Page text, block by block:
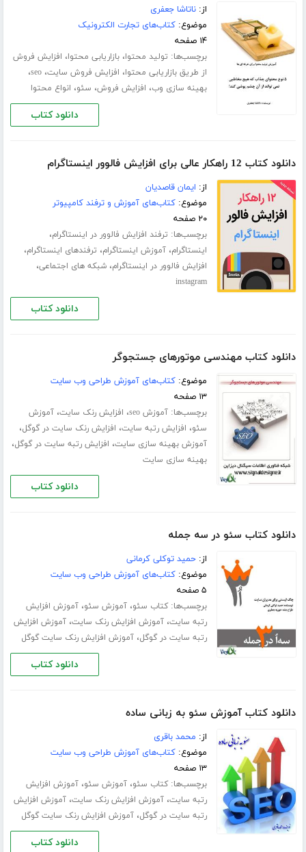
از:ناتاشا جعفری
موضوع:کتاب‌های تجارت الکترونیک
۱۴ صفحه
برچسب‌ها: تولید محتوا،بازاریابی محتوا، افزایش فروش
از طریق بازاریابی محتوا، افزایش فروش سایت،seo،
بهینه سازی وب، افزایش فروش، سئو، انواع محتوا
دانلود کتاب
دانلود کتاب 12 راهکار عالی برای افزایش فالوور اینستاگرام
از: ایمان قاصدیان
موضوع:کتاب‌های آموزش و ترفند کامپیوتر
۲۰ صفحه
برچسب‌ها: ترفند افزایش فالوور در اینستاگرام،
اینستاگرام،آموزش اینستاگرام، ترفندهای اینستاگرام،
افزایش فالوور در اینستاگرام،شبکه های اجتماعی،
instagram
دانلود کتاب
دانلود کتاب مهندسی موتورهای جستجوگر
موضوع:کتاب‌های آموزش طراحی وب سایت
۱۳ صفحه
برچسب‌ها:آموزش seo ، افزایش رنک سایت،آموزش
سئو، افزایش رتبه سایت، افزایش رنک سایت در گوگل،
آموزش بهینه سازی سایت، افزایش رتبه سایت در گوگل،
بهینه سازی سایت
دانلود کتاب
دانلود کتاب سئو در سه جمله
از:حمید توکلی کرمانی
موضوع:کتاب‌های آموزش طراحی وب سایت
۵ صفحه
برچسب‌ها:کتاب سئو،آموزش سئو،آموزش افزایش
رتبه سایت،آموزش افزایش رنک سایت،آموزش افزایش
رتبه سایت در گوگل،آموزش افزایش رنک سایت گوگل
دانلود کتاب
دانلود کتاب آموزش سئو به زبانی ساده
از: محمد باقری
موضوع:کتاب‌های آموزش طراحی وب سایت
۱۳ صفحه
برچسب‌ها:کتاب سئو،آموزش سئو،آموزش افزایش
رتبه سایت،آموزش افزایش رنک سایت،آموزش افزایش
رتبه سایت در گوگل،آموزش افزایش رنک سایت گوگل
دانلود کتاب